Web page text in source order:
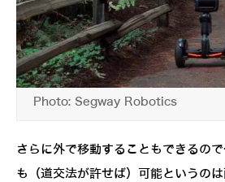
Photo: Segway Robotics
さらに外で移動することもできるの
も（道交法が許せば）可能というのは